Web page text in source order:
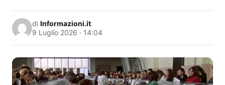
di Informazioni.it
9 Luglio 2026 · 14:04